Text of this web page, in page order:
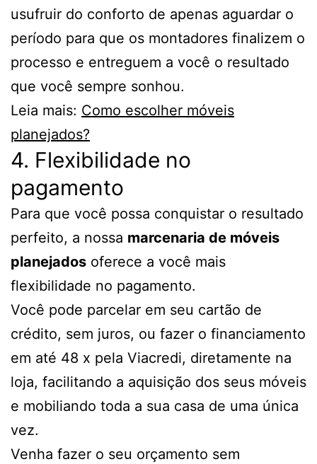
usufruir do conforto de apenas aguardar o
período para que os montadores finalizem o
processo e entreguem a você o resultado
que você sempre sonhou.
Leia mais: Como escolher móveis
planejados?
4. Flexibilidade no
pagamento
Para que você possa conquistar o resultado
perfeito, a nossa marcenaria de móveis
planejados oferece a você mais
flexibilidade no pagamento.
Você pode parcelar em seu cartão de
crédito, sem juros, ou fazer o financiamento
em até 48 x pela Viacredi, diretamente na
loja, facilitando a aquisição dos seus móveis
e mobiliando toda a sua casa de uma única
vez.
Venha fazer o seu orçamento sem